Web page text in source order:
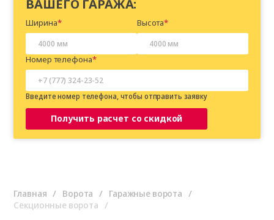
ВАШЕГО ГАРАЖА:
Ширина Высота
Номер телефона
Введите номер телефона, чтобы отправить заявку
Получить расчет со скидкой
Главная Ворота
Гаражные ворота
Секционные ворота